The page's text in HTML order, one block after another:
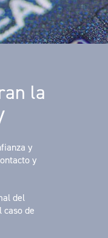
la
y
y
del
caso de